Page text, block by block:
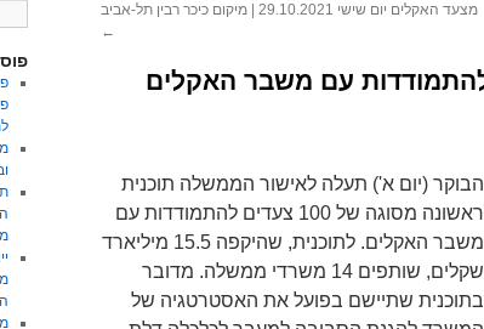
מצעד האקלים יום שישי 29.10.2021 | מיקום כיכר רבין תל-אביב
←
הבוקר (יום א') תעלה לאישור הממשלה תוכנית
ראשונה מסוגה של 100 צעדים להתמודדות עם
משבר האקלים. לתוכנית, שהיקפה 15.5 מיליארד
שקלים, שותפים 14 משרדי ממשלה. מדובר
בתוכנית שתיישם בפועל את האסטרטגיה של